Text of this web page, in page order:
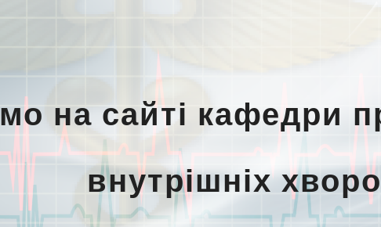
на сайті кафедри
внутрішніх